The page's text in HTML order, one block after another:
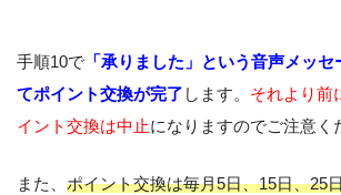
手順10で 「承りました」という音声メッ
てポイント交換が完了 します。 それより前
イント交換は中止になりますのでご注意く
また、 ポイント交換は毎月5日、15日、25